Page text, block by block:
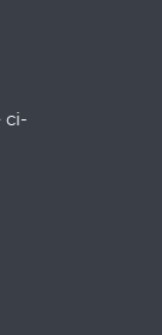
ci-